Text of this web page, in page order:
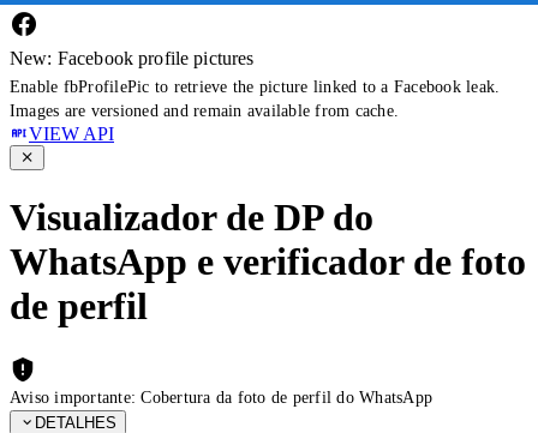
New: Facebook profile pictures
Enable fbProfilePic to retrieve the picture linked to a Facebook leak.
Images are versioned and remain available from cache.
VIEW API
Visualizador de DP do
WhatsApp e verificador de foto
de perfil
Aviso importante: Cobertura da foto de perfil do WhatsApp
DETALHES